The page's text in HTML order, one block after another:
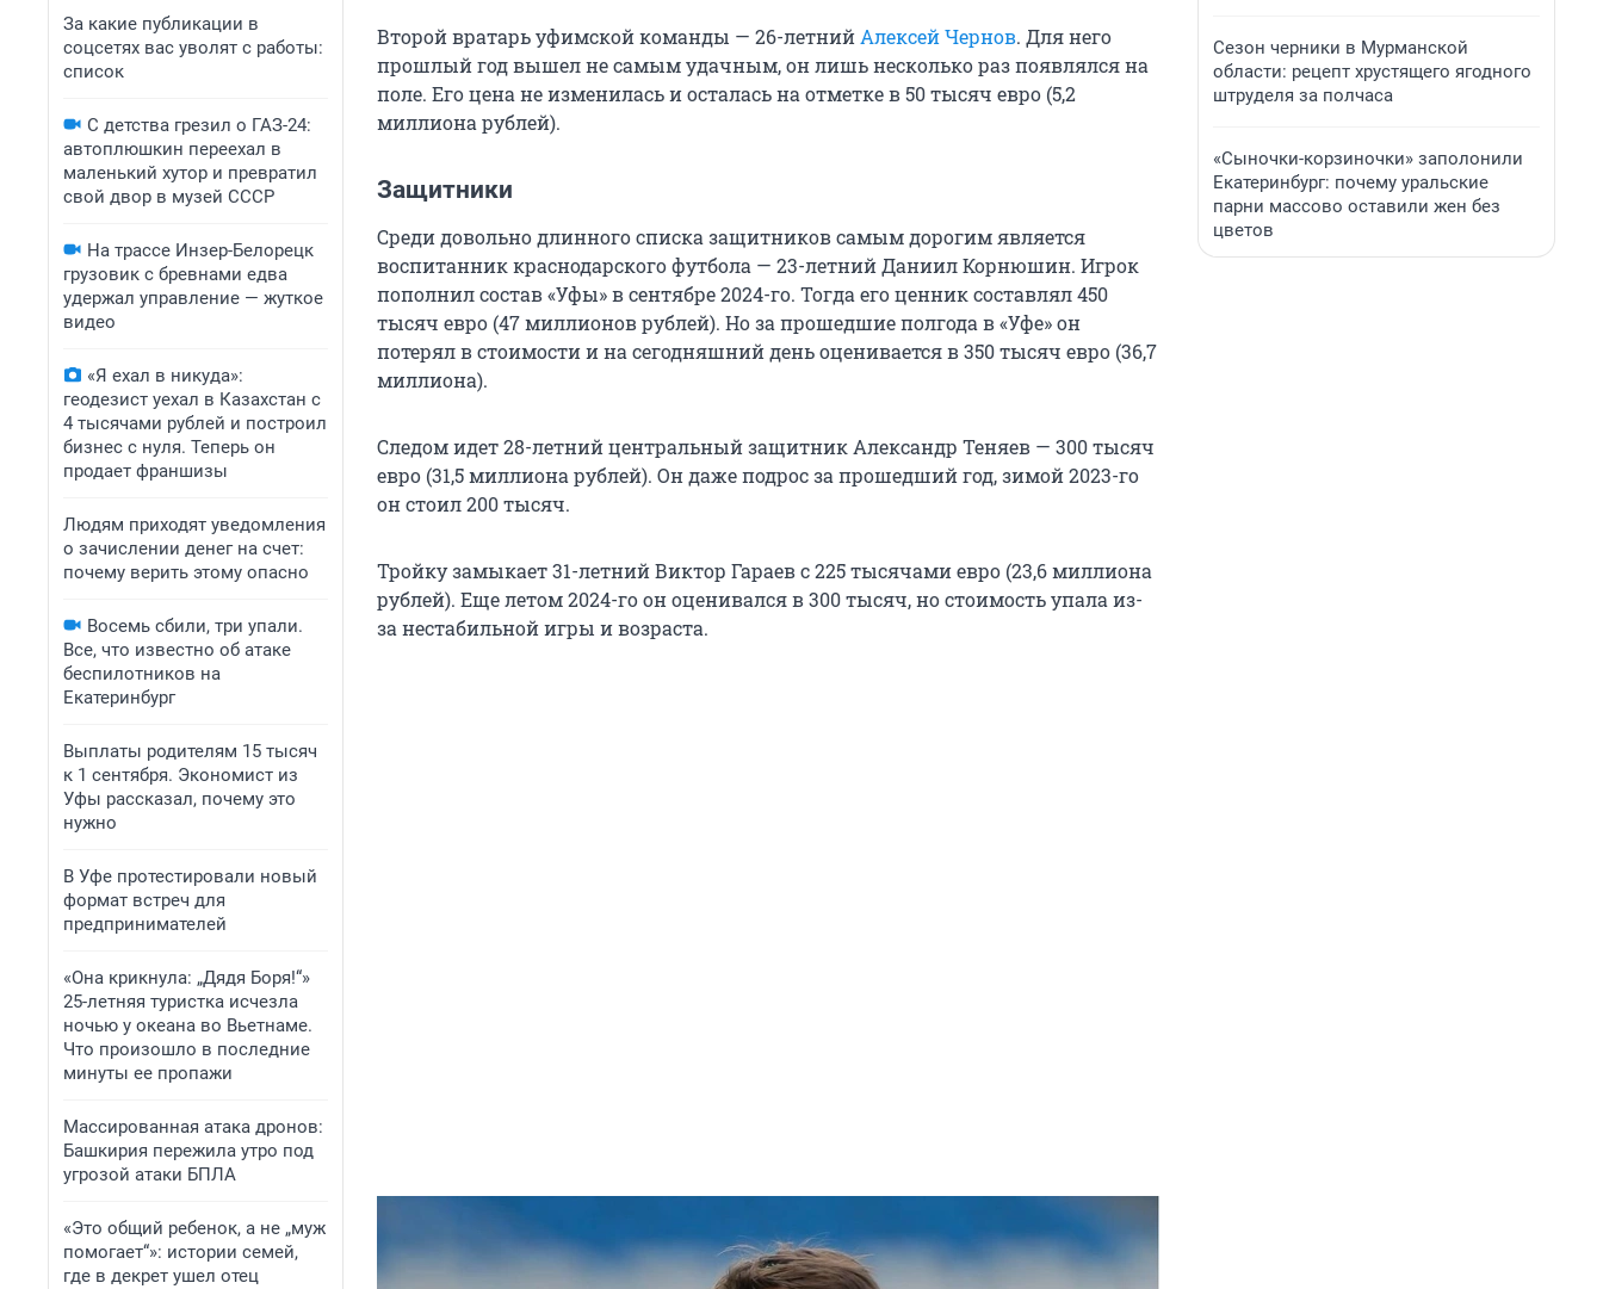
За какие публикации в
соцсетях вас уволят с работы:
список
С детства грезил о ГАЗ-24:
автоплюшкин переехал в
маленький хутор и превратил
свой двор в музей СССР
На трассе Инзер-Белорецк
грузовик с бревнами едва
удержал управление — жуткое
видео
«Я ехал в никуда»:
геодезист уехал в Казахстан с
4 тысячами рублей и построил
бизнес с нуля. Теперь он
продает франшизы
Людям приходят уведомления
о зачислении денег на счет:
почему верить этому опасно
Восемь сбили, три упали.
Все, что известно об атаке
беспилотников на
Екатеринбург
Выплаты родителям 15 тысяч
к 1 сентября. Экономист из
Уфы рассказал, почему это
нужно
В Уфе протестировали новый
формат встреч для
предпринимателей
«Она крикнула: „Дядя Боря!“»
25-летняя туристка исчезла
ночью у океана во Вьетнаме.
Что произошло в последние
минуты ее пропажи
Массированная атака дронов:
Башкирия пережила утро под
угрозой атаки БПЛА
«Это общий ребенок, а не „муж
помогает“»: истории семей,
где в декрет ушел отец
Второй вратарь уфимской команды — 26-летний Алексей Чернов. Для него
прошлый год вышел не самым удачным, он лишь несколько раз появлялся на
поле. Его цена не изменилась и осталась на отметке в 50 тысяч евро (5,2
миллиона рублей).
Защитники
Среди довольно длинного списка защитников самым дорогим является
воспитанник краснодарского футбола — 23-летний Даниил Корнюшин. Игрок
пополнил состав «Уфы» в сентябре 2024-го. Тогда его ценник составлял 450
тысяч евро (47 миллионов рублей). Но за прошедшие полгода в «Уфе» он
потерял в стоимости и на сегодняшний день оценивается в 350 тысяч евро (36,7
миллиона).
Следом идет 28-летний центральный защитник Александр Теняев — 300 тысяч
евро (31,5 миллиона рублей). Он даже подрос за прошедший год, зимой 2023-го
он стоил 200 тысяч.
Тройку замыкает 31-летний Виктор Гараев с 225 тысячами евро (23,6 миллиона
рублей). Еще летом 2024-го он оценивался в 300 тысяч, но стоимость упала из-
за нестабильной игры и возраста.
Сезон черники в Мурманской
области: рецепт хрустящего ягодного
штруделя за полчаса
«Сыночки-корзиночки» заполонили
Екатеринбург: почему уральские
парни массово оставили жен без
цветов